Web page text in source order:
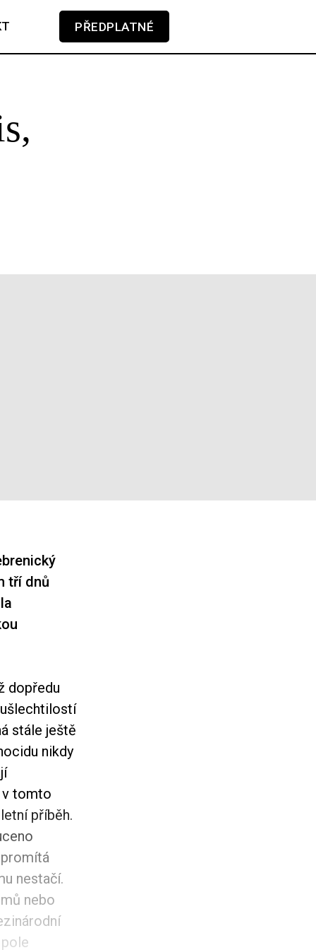
PŘEDPLATNÉ
tří dnů
dopředu
stále ještě
nikdy
v tomto
příběh.
nestačí.
nebo